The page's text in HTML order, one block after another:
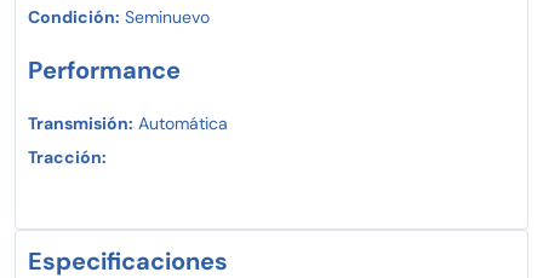
Condición: Seminuevo
Performance
Transmisión: Automática
Tracción:
Especificaciones